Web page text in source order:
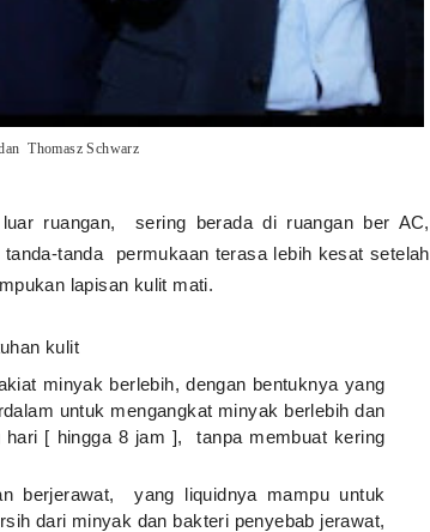
Thomasz Schwarz
ruangan, sering berada di ruangan ber AC,
tanda permukaan terasa lebih kesat setelah
lapisan kulit mati.
kulit
minyak berlebih, dengan bentuknya yang
untuk mengangkat minyak berlebih dan
hari [ hingga 8 jam ], tanpa membuat kering
berjerawat, yang liquidnya mampu untuk
dari minyak dan bakteri penyebab jerawat,